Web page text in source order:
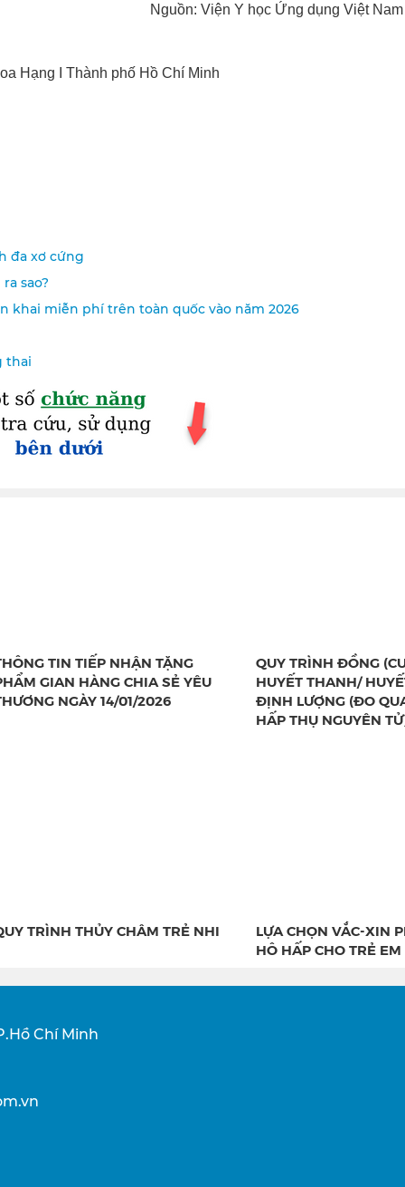
Nguồn: Viện Y học Ứng dụng Việt Nam
Hạng I Thành phố Hồ Chí Minh
đa xơ cứng
sao?
khai miễn phí trên toàn quốc vào năm 2026
thai
TIN TIẾP NHẬN TẶNG
GIAN HÀNG CHIA SẺ YÊU
NGÀY 14/01/2026
QUY TRÌNH ĐỒNG
HUYẾT THANH/
ĐỊNH LƯỢNG (ĐO
HẤP THỤ NGUYÊN
TRÌNH THỦY CHÂM TRẺ NHI
LỰA CHỌN VẮC-XIN
HÔ HẤP CHO TRẺ EM
Chí Minh